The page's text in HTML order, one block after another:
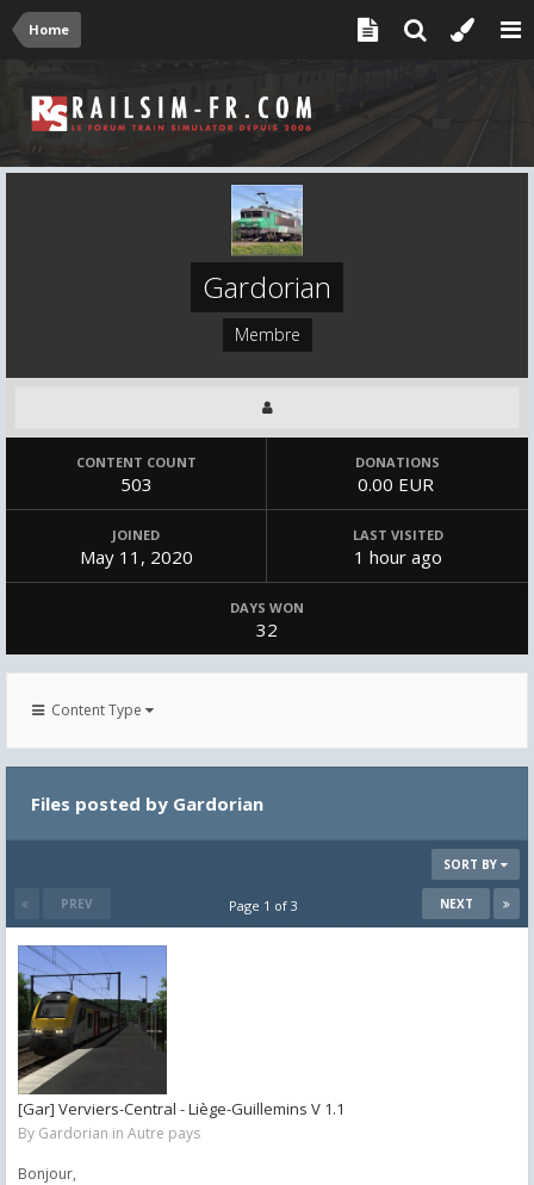
Home
Gardorian
Membre
CONTENT COUNT
503
DONATIONS
0.00 EUR
JOINED
May 11, 2020
LAST VISITED
1 hour ago
DAYS WON
32
Content Type
Files posted by Gardorian
SORT BY
PREV NEXT
Page 1 of 3
[Gar] Verviers-Central - Liège-Guillemins V 1.1
By Gardorian in Autre pays
Bonjour,